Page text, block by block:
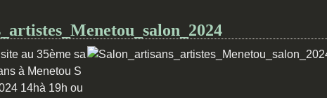
au 35ème sa
à Menetou S
14hà 19h ou